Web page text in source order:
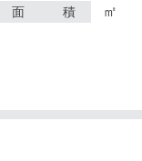
面 積 ㎡